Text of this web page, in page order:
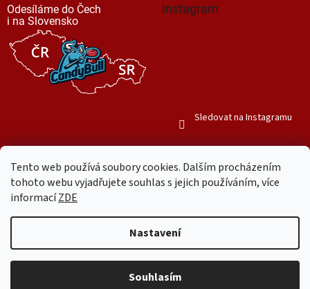
Tento web používá soubory cookies. Dalším procházením
tohoto webu vyjadřujete souhlas s jejich používáním, více
informacíZDE
Nastavení
Souhlasím
Odesíláme do Čech
i na Slovensko
Instagram
Sledovat na Instagramu
Copyright 2026Mr. Candy Bull. Všechna práva vyhrazena.Upravit
nastavení cookies